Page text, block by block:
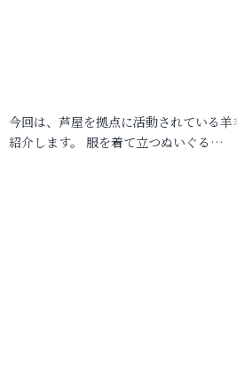
今回は、芦屋を拠点に活動されている
紹介します。 服を着て立つぬいぐる…